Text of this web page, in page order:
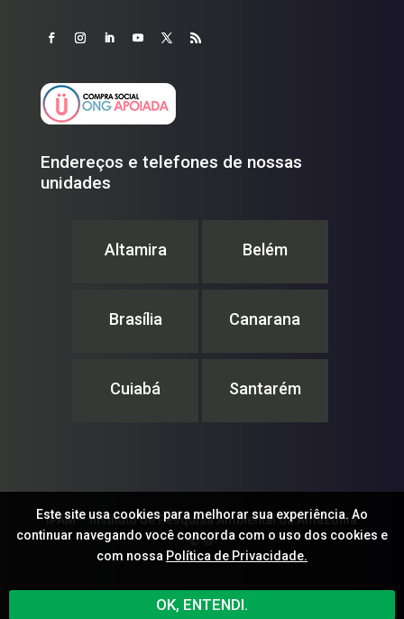
Endereços e telefones de nossas
unidades
Altamira Belém
Brasília Canarana
Cuiabá Santarém
IPAM – Instituto de Pesquisa Ambiental da Amazônia
© ®
Este site usa cookies para melhorar sua experiência. Ao
continuar navegando você concorda com o uso dos cookies e
com nossa Política de Privacidade.
OK, ENTENDI.